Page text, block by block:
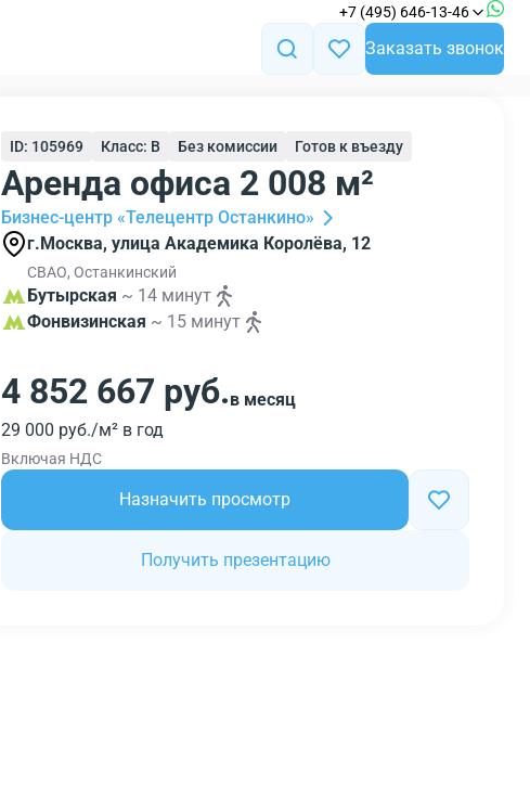
+7 (495) 646-13-46
Заказать звонок
ID: 105969 Класс: B Без комиссии Готов к въезду
Аренда офиса 2 008 м²
Бизнес-центр «Телецентр Останкино»
г.Москва, улица Академика Королёва, 12
СВАО, Останкинский
Бутырская ~ 14 минут
Фонвизинская ~ 15 минут
4 852 667 руб.в месяц
29 000 руб./м² в год
Включая НДС
Назначить просмотр
Получить презентацию